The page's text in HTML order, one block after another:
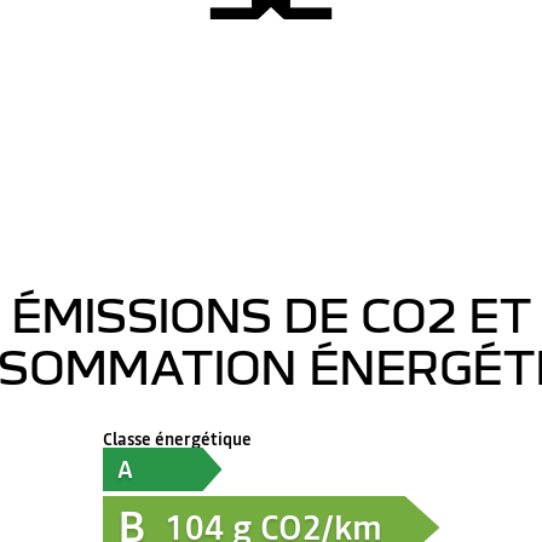
ÉMISSIONS DE CO2 ET
Classe énergétique
A
B 104 g CO2/km